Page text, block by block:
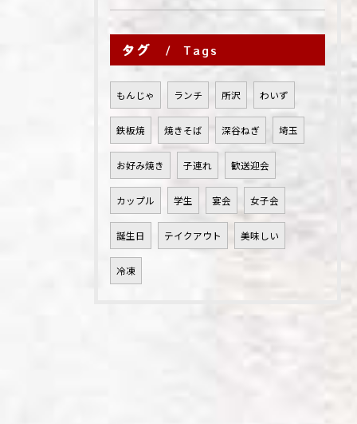
タグ Tags
もんじゃ ランチ 所沢 わいず
鉄板焼 焼きそば 深谷ねぎ 埼玉
お好み焼き 子連れ 歓送迎会
カップル 学生 宴会 女子会
誕生日 テイクアウト 美味しい
冷凍